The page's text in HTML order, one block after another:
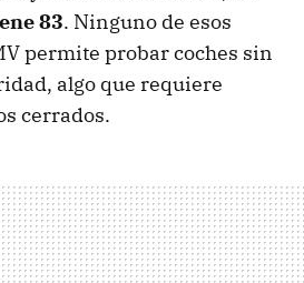
83. Ninguno de esos
permite probar coches sin
algo que requiere
cerrados.